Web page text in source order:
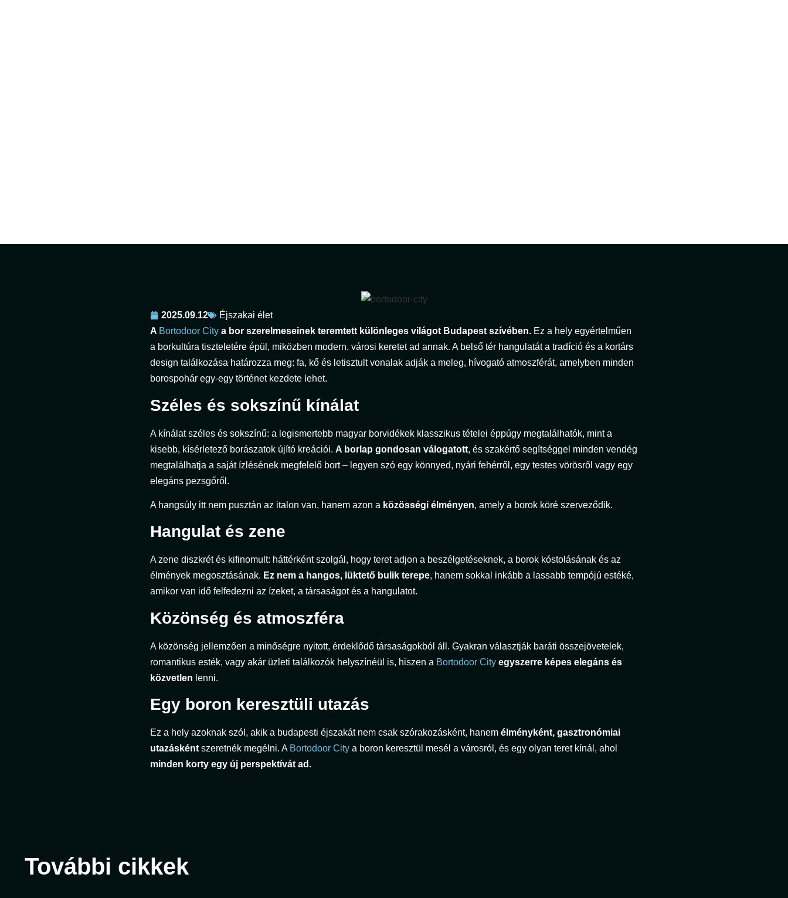
2025.09.12
Éjszakai élet
A Bortodoor City a bor szerelmeseinek teremtett különleges világot Budapest szívében. Ez a hely egyértelműen
a borkultúra tiszteletére épül, miközben modern, városi keretet ad annak. A belső tér hangulatát a tradíció és a kortárs
design találkozása határozza meg: fa, kő és letisztult vonalak adják a meleg, hívogató atmoszférát, amelyben minden
borospohár egy-egy történet kezdete lehet.
Széles és sokszínű kínálat
A kínálat széles és sokszínű: a legismertebb magyar borvidékek klasszikus tételei éppúgy megtalálhatók, mint a
kisebb, kísérletező borászatok újító kreációi. A borlap gondosan válogatott, és szakértő segítséggel minden vendég
megtalálhatja a saját ízlésének megfelelő bort – legyen szó egy könnyed, nyári fehérről, egy testes vörösről vagy egy
elegáns pezsgőről.
A hangsúly itt nem pusztán az italon van, hanem azon a közösségi élményen, amely a borok köré szerveződik.
Hangulat és zene
A zene diszkrét és kifinomult: háttérként szolgál, hogy teret adjon a beszélgetéseknek, a borok kóstolásának és az
élmények megosztásának. Ez nem a hangos, lüktető bulik terepe, hanem sokkal inkább a lassabb tempójú estéké,
amikor van idő felfedezni az ízeket, a társaságot és a hangulatot.
Közönség és atmoszféra
A közönség jellemzően a minőségre nyitott, érdeklődő társaságokból áll. Gyakran választják baráti összejövetelek,
romantikus esték, vagy akár üzleti találkozók helyszínéül is, hiszen a Bortodoor City egyszerre képes elegáns és
közvetlen lenni.
Egy boron keresztüli utazás
Ez a hely azoknak szól, akik a budapesti éjszakát nem csak szórakozásként, hanem élményként, gasztronómiai
utazásként szeretnék megélni. A Bortodoor City a boron keresztül mesél a városról, és egy olyan teret kínál, ahol
minden korty egy új perspektívát ad.
További cikkek